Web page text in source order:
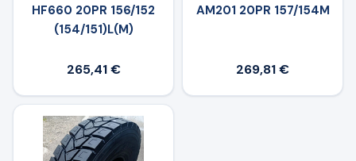
HF660 20PR 156/152
(154/151)L(M)
265,41 €
AM201 20PR 157/154M
269,81 €